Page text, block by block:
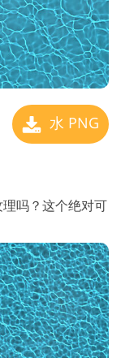
水 PNG
吗？这个绝对可